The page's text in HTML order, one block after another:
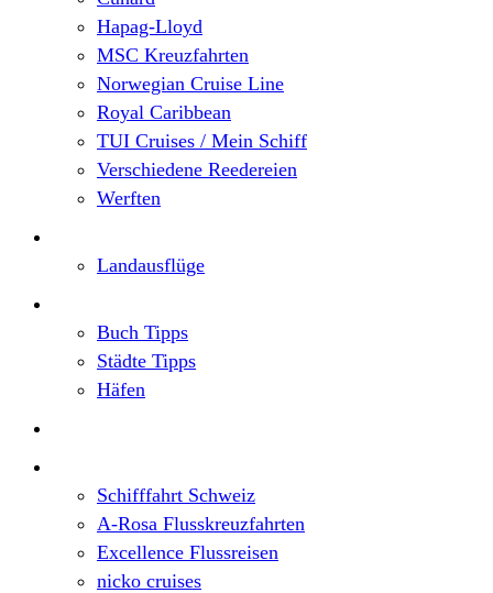
Hapag-Lloyd
MSC Kreuzfahrten
Norwegian Cruise Line
Royal Caribbean
TUI Cruises / Mein Schiff
Verschiedene Reedereien
Werften
Landausflüge
Buch Tipps
Städte Tipps
Häfen
Schifffahrt Schweiz
A-Rosa Flusskreuzfahrten
Excellence Flussreisen
nicko cruises